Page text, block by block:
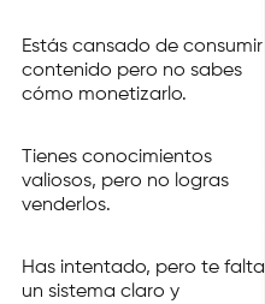
Estás cansado de consumir
contenido pero no sabes
cómo monetizarlo.
Tienes conocimientos
valiosos, pero no logras
venderlos.
Has intentado, pero te falta
un sistema claro y